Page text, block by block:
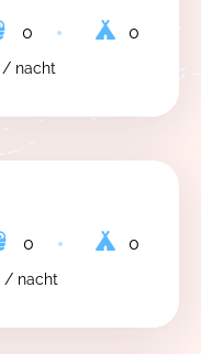
0
0
/ nacht
0
0
/ nacht